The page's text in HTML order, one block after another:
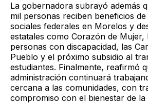
La gobernadora subrayó además
mil personas reciben beneficios
sociales federales en Morelos y
estatales como Corazón de
personas con discapacidad, las
Pueblo y el próximo subsidio al
estudiantes. Finalmente, reafirmó
administración continuará
cercana a las comunidades, con
compromiso con el bienestar de la